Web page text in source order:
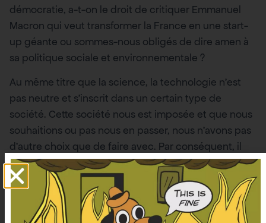
démocratie, a-t-on le droit de critiquer Emmanuel
Macron qui veut transformer la France en une start-
up géante ou sommes-nous obligés de dire amen à
sa politique sociale et environnementale ?
Au même titre que la science, la technologie n’est
pas neutre et s’inscrit dans un certain type de
société. Cette société nous est imposée et que nous
souhaitions ou pas nous en passer, nous n’avons pas
d’autre choix que de faire avec. Par conséquent, il
est indispensable d’avoir un regard critique sur tout
ce dont nous pouvons jouir si nous souhaitons
changer de système politique et tendre vers une
société soutenable.